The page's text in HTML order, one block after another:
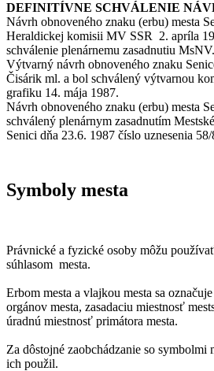
DEFINITÍVNE SCHVÁLENIE
Návrh obnoveného znaku (erbu) mesta
Heraldickej komisii MV SSR 2. apríla
schválenie plenárnemu zasadnutiu MsNV.
Výtvarný návrh obnoveného znaku
Čisárik ml. a bol schválený výtvarnou
grafiku 14. mája 1987.
Návrh obnoveného znaku (erbu) mesta
schválený plenárnym zasadnutím
Senici dňa 23.6. 1987 číslo uznesenia
Symboly mesta
Právnické a fyzické osoby môžu
súhlasom mesta.
Erbom mesta a vlajkou mesta sa
orgánov mesta, zasadaciu miestnosť
úradnú miestnosť primátora mesta.
Za dôstojné zaobchádzanie so symbolmi
ich použil.